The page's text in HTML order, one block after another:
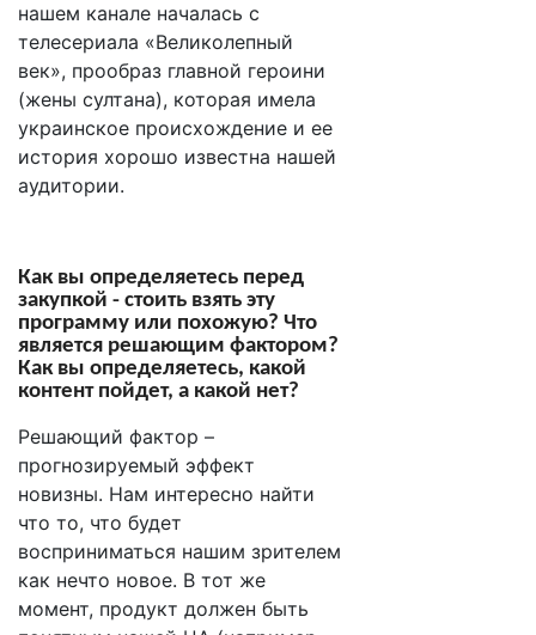
нашем канале началась с
телесериала «Великолепный
век», прообраз главной героини
(жены султана), которая имела
украинское происхождение и ее
история хорошо известна нашей
аудитории.
Как вы определяетесь перед
закупкой - стоить взять эту
программу или похожую? Что
является решающим фактором?
Как вы определяетесь, какой
контент пойдет, а какой нет?
Решающий фактор –
прогнозируемый эффект
новизны. Нам интересно найти
что то, что будет
восприниматься нашим зрителем
как нечто новое. В тот же
момент, продукт должен быть